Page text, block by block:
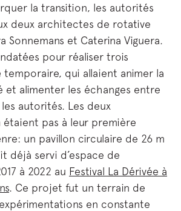
la transition, les autorités
deux architectes de rotative
Sonnemans et Caterina Viguera.
pour réaliser trois
temporaire, qui allaient animer la
et alimenter les échanges entre
autorités. Les deux
étaient pas à leur première
un pavillon circulaire de 26 m
déjà servi d’espace de
à 2022 au Festival La Dérivée à
ns. Ce projet fut un terrain de
en constante